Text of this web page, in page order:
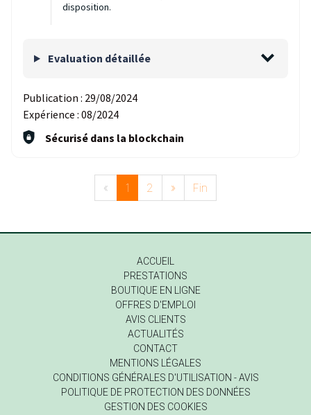
disposition.
Evaluation détaillée
Publication : 29/08/2024
Expérience : 08/2024
Sécurisé dans la blockchain
« 1 2 » Fin
ACCUEIL
PRESTATIONS
BOUTIQUE EN LIGNE
OFFRES D'EMPLOI
AVIS CLIENTS
ACTUALITÉS
CONTACT
MENTIONS LÉGALES
CONDITIONS GÉNÉRALES D'UTILISATION - AVIS
POLITIQUE DE PROTECTION DES DONNÉES
GESTION DES COOKIES